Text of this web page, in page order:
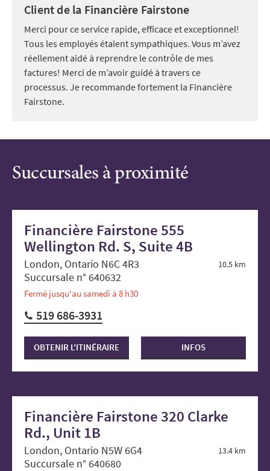
Client de la Financière Fairstone
Merci pour ce service rapide, efficace et exceptionnel!
Tous les employés étaient sympathiques. Vous m’avez
réellement aidé à reprendre le contrôle de mes
factures! Merci de m’avoir guidé à travers ce
processus. Je recommande fortement la Financière
Fairstone.
Succursales à proximité
Financière Fairstone 555
Wellington Rd. S, Suite 4B
10.5 km
London, Ontario N6C 4R3
Succursale n° 640632
Fermé jusqu'au samedi à 8 h30
519 686-3931
OBTENIR L'ITINÉRAIRE INFOS
Financière Fairstone 320 Clarke
Rd., Unit 1B
13.4 km
London, Ontario N5W 6G4
Succursale n° 640680